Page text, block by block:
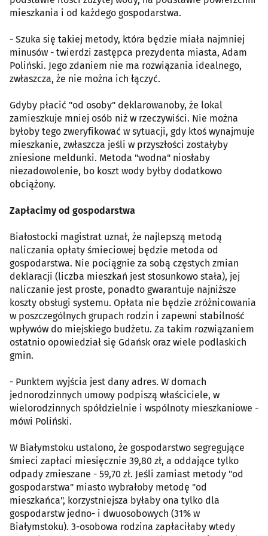
mieszkania i od każdego gospodarstwa.
- Szuka się takiej metody, która będzie miała najmniej
minusów - twierdzi zastępca prezydenta miasta, Adam
Poliński. Jego zdaniem nie ma rozwiązania idealnego,
zwłaszcza, że nie można ich łączyć.
Gdyby płacić "od osoby" deklarowanoby, że lokal
zamieszkuje mniej osób niż w rzeczywiści. Nie można
byłoby tego zweryfikować w sytuacji, gdy ktoś wynajmuje
mieszkanie, zwłaszcza jeśli w przyszłości zostałyby
zniesione meldunki. Metoda "wodna" niosłaby
niezadowolenie, bo koszt wody byłby dodatkowo
obciążony.
Zapłacimy od gospodarstwa
Białostocki magistrat uznał, że najlepszą metodą
naliczania opłaty śmieciowej będzie metoda od
gospodarstwa. Nie pociągnie za sobą częstych zmian
deklaracji (liczba mieszkań jest stosunkowo stała), jej
naliczanie jest proste, ponadto gwarantuje najniższe
koszty obsługi systemu. Opłata nie będzie zróżnicowania
w poszczególnych grupach rodzin i zapewni stabilność
wpływów do miejskiego budżetu. Za takim rozwiązaniem
ostatnio opowiedział się Gdańsk oraz wiele podlaskich
gmin.
- Punktem wyjścia jest dany adres. W domach
jednorodzinnych umowy podpiszą właściciele, w
wielorodzinnych spółdzielnie i wspólnoty mieszkaniowe -
mówi Poliński.
W Białymstoku ustalono, że gospodarstwo segregujące
śmieci zapłaci miesięcznie 39,80 zł, a oddające tylko
odpady zmieszane - 59,70 zł. Jeśli zamiast metody "od
gospodarstwa" miasto wybrałoby metodę "od
mieszkańca", korzystniejsza byłaby ona tylko dla
gospodarstw jedno- i dwuosobowych (31% w
Białymstoku). 3-osobowa rodzina zapłaciłaby wtedy